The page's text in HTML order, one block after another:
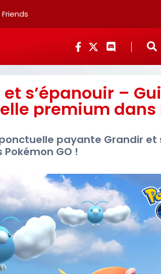
Friends
s’épanouir –
premium dans
payante Grandir et
GO !